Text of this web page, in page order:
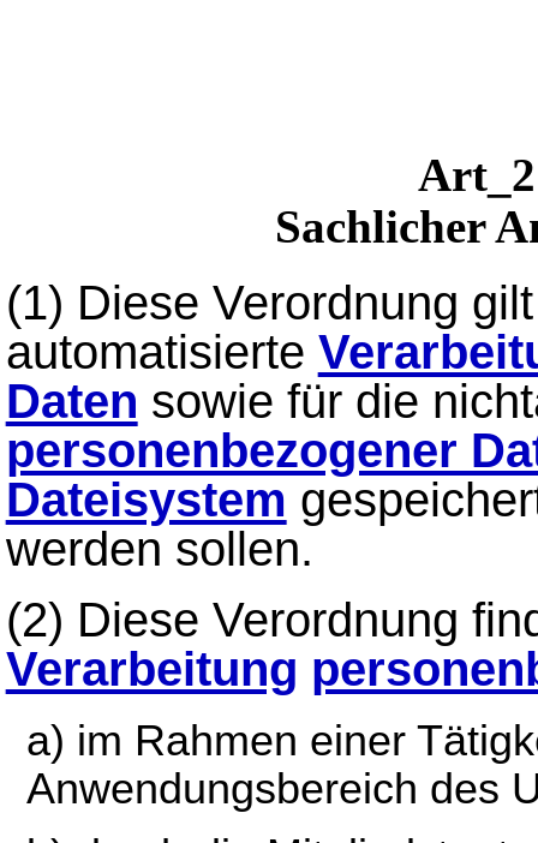
Sachlicher
(1) Diese Verordnung
automatisierte
Daten sowie für die
personenbezogener
Dateisystem
werden sollen.
(2) Diese Verordnung
Verarbeitung
a) im Rahmen einer
Anwendungsbereich des